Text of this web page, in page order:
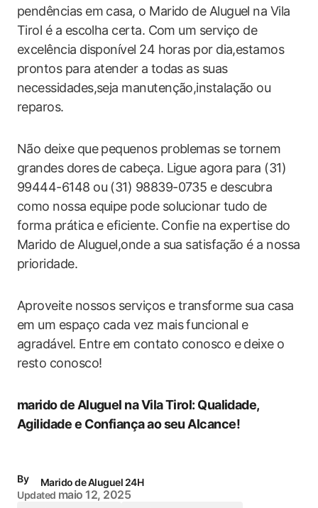
pendências em casa, o Marido de Aluguel na Vila
Tirol é a escolha certa. Com um serviço de
excelência disponível 24 horas por dia,estamos
prontos para atender a todas as suas
necessidades,seja manutenção,instalação ou
reparos.
Não deixe que pequenos problemas se tornem
grandes dores de cabeça. Ligue agora para (31)
99444-6148 ou (31) 98839-0735 e descubra
como nossa equipe pode solucionar tudo de
forma prática e eficiente. Confie na expertise do
Marido de Aluguel,onde a sua satisfação é a nossa
prioridade.
Aproveite nossos serviços e transforme sua casa
em um espaço cada vez mais funcional e
agradável. Entre em contato conosco e deixe o
resto conosco!
marido de Aluguel na Vila Tirol: Qualidade,
Agilidade e Confiança ao seu Alcance!
By
Marido de Aluguel 24H
Updated maio 12, 2025